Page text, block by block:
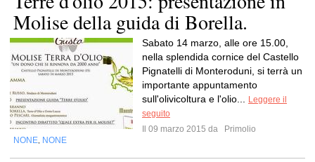
Molise della guida di Borella.
Sabato 14 marzo, alle ore 15.00,
nella splendida cornice del Castello
Pignatelli di Monteroduni, si terrà un
importante appuntamento
sull'olivicoltura e l'olio...
Leggere il
seguito
Il 09 marzo 2015 da
Primolio
NONE NONE